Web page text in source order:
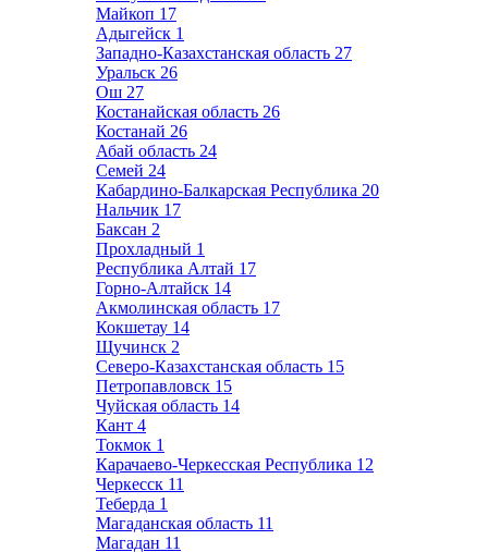
Майкоп 17
Адыгейск 1
Западно-Казахстанская область 27
Уральск 26
Ош 27
Костанайская область 26
Костанай 26
Абай область 24
Семей 24
Кабардино-Балкарская Республика 20
Нальчик 17
Баксан 2
Прохладный 1
Республика Алтай 17
Горно-Алтайск 14
Акмолинская область 17
Кокшетау 14
Щучинск 2
Северо-Казахстанская область 15
Петропавловск 15
Чуйская область 14
Кант 4
Токмок 1
Карачаево-Черкесская Республика 12
Черкесск 11
Теберда 1
Магаданская область 11
Магадан 11